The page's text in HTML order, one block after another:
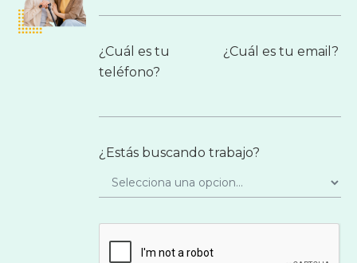
¿Cuál es tu
teléfono?
¿Cuál es tu email?
¿Estás buscando trabajo?